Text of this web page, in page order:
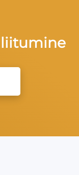
liitumine